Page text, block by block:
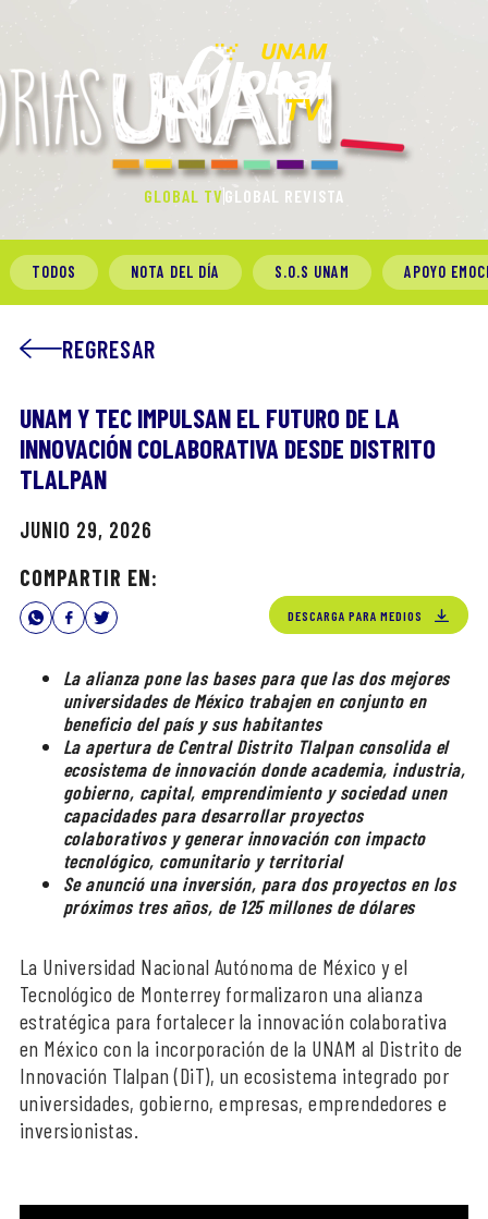
GLOBAL TV GLOBAL REVISTA
TODOS NOTA DEL DÍA S.O.S UNAM APOYO
REGRESAR
UNAM Y TEC IMPULSAN EL FUTURO DE LA
INNOVACIÓN COLABORATIVA DESDE DISTRITO
TLALPAN
JUNIO 29, 2026
COMPARTIR EN:
DESCARGA PARA MEDIOS
La alianza pone las bases para que las dos mejores
universidades de México trabajen en conjunto en
beneficio del país y sus habitantes
La apertura de Central Distrito Tlalpan consolida el
ecosistema de innovación donde academia, industria,
gobierno, capital, emprendimiento y sociedad unen
capacidades para desarrollar proyectos
colaborativos y generar innovación con impacto
tecnológico, comunitario y territorial
Se anunció una inversión, para dos proyectos en los
próximos tres años, de 125 millones de dólares
La Universidad Nacional Autónoma de México y el
Tecnológico de Monterrey formalizaron una alianza
estratégica para fortalecer la innovación colaborativa
en México con la incorporación de la UNAM al Distrito de
Innovación Tlalpan (DiT), un ecosistema integrado por
universidades, gobierno, empresas, emprendedores e
inversionistas.